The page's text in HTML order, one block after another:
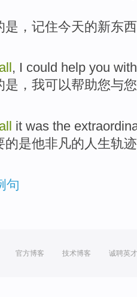
是，记住今天的新东
all , I could help you with
是 ， 我可以帮助您与您
all it was the
的是他非凡的 人生轨迹
句
官方博客 技术博客 诚聘英才